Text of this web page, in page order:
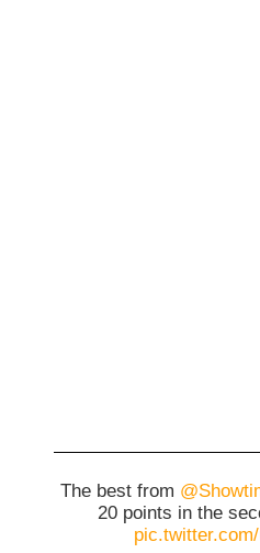
The best from
20 points in the